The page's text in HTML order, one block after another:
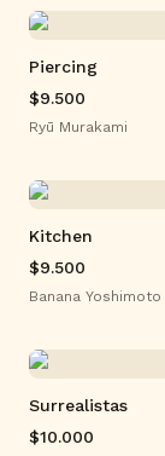
Piercing
$9.500
Ryū Murakami
Kitchen
$9.500
Banana Yoshimoto
Surrealistas
$10.000